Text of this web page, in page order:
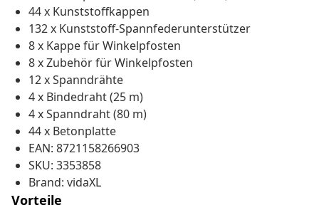
44 x Kunststoffkappen
132 x Kunststoff-Spannfederunterstützer
8 x Kappe für Winkelpfosten
8 x Zubehör für Winkelpfosten
12 x Spanndrähte
4 x Bindedraht (25 m)
4 x Spanndraht (80 m)
44 x Betonplatte
EAN: 8721158266903
SKU: 3353858
Brand: vidaXL
Vorteile